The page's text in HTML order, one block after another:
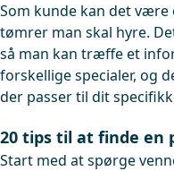
Som kunde kan det
tømrer man skal hyre.
så man kan træffe et
forskellige specialer, og
der passer til dit
20 tips til at finde en
Start med at spørge